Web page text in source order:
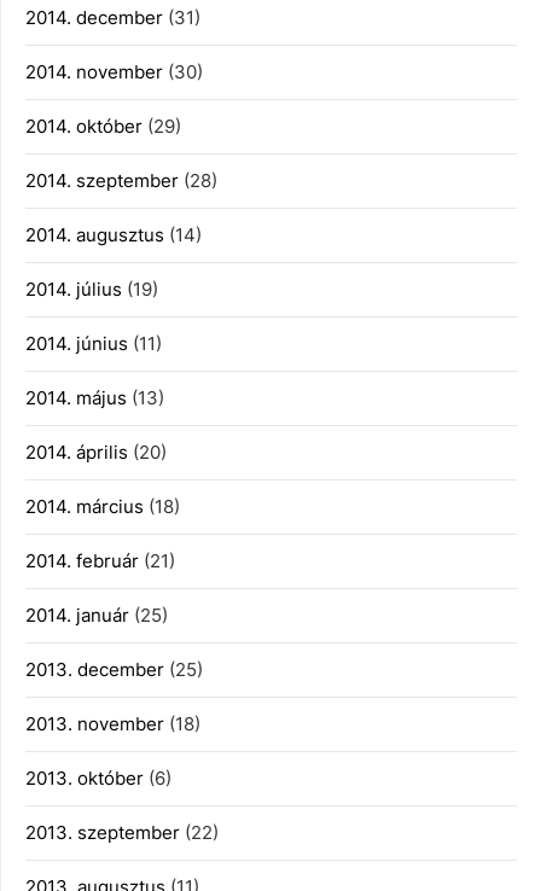
2014. december (31)
2014. november (30)
2014. október (29)
2014. szeptember (28)
2014. augusztus (14)
2014. július (19)
2014. június (11)
2014. május (13)
2014. április (20)
2014. március (18)
2014. február (21)
2014. január (25)
2013. december (25)
2013. november (18)
2013. október (6)
2013. szeptember (22)